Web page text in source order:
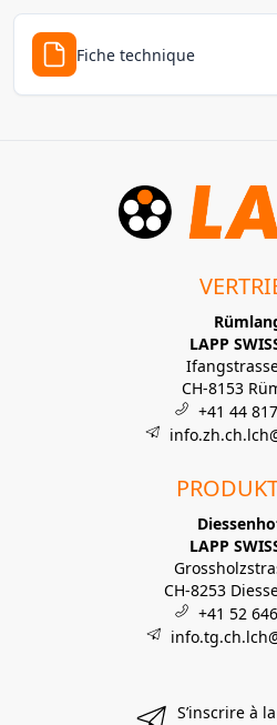
Fiche technique
LAPP
CH-8153
+41 44
LAPP
CH-8253
+41 52
S’inscrire à